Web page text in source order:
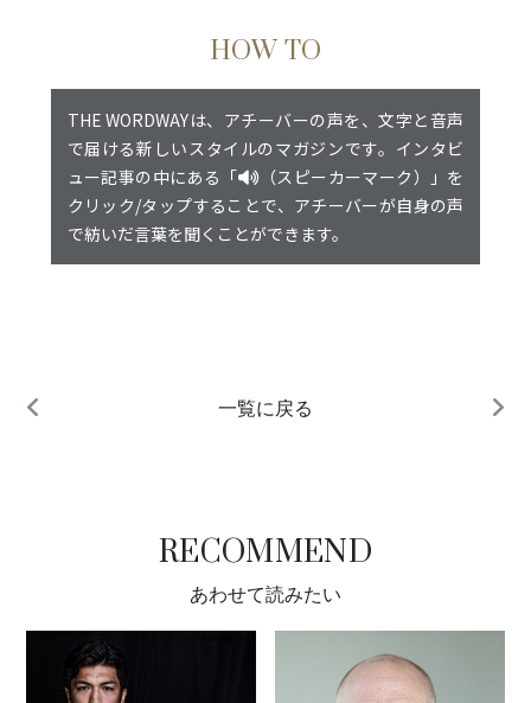
HOW TO
THE WORDWAYは、アチーバーの声を、文字と音声
で届ける新しいスタイルのマガジンです。インタビ
ュー記事の中にある「
（スピーカーマーク）」を
クリック/タップすることで、アチーバーが自身の声
で紡いだ言葉を聞くことができます。
一覧に戻る
RECOMMEND
あわせて読みたい